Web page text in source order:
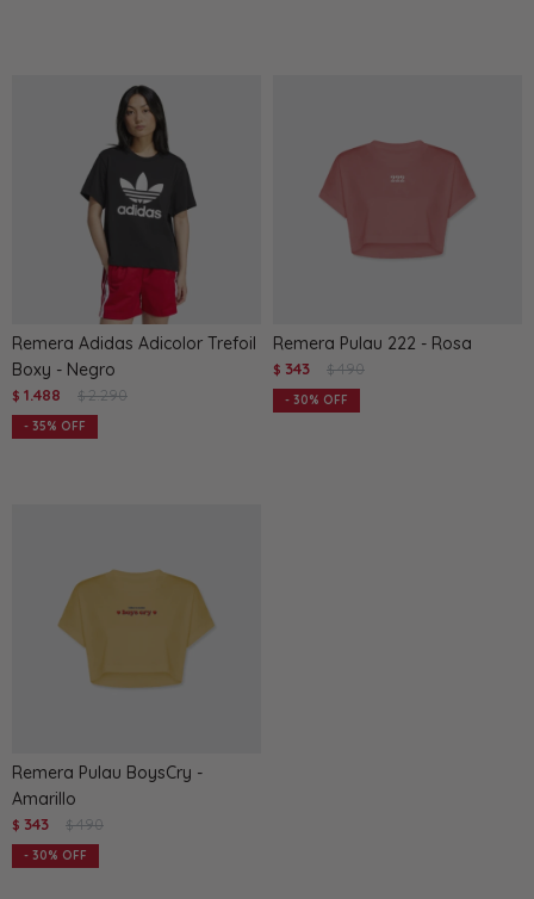
Remera Adidas Adicolor Trefoil
Boxy - Negro
$ 1.488 $ 2.290
35
Remera Pulau 222 - Rosa
$ 343 $ 490
30
Remera Pulau BoysCry -
Amarillo
$ 343 $ 490
30